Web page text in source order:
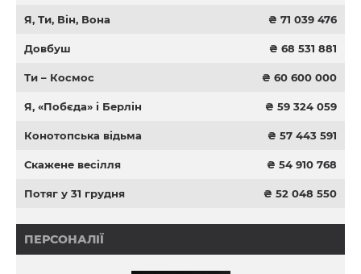
Я, Ти, Він, Вона ₴ 71 039 476
Довбуш ₴ 68 531 881
Ти – Космос ₴ 60 600 000
Я, «Побєда» і Берлін ₴ 59 324 059
Конотопська відьма ₴ 57 443 591
Скажене весілля ₴ 54 910 768
Потяг у 31 грудня ₴ 52 048 550
ПЕРСОНАЛІЇ